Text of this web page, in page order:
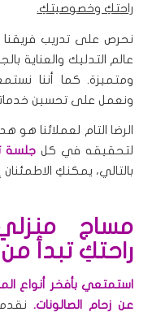
راحتكِ وخصوصيتكِ.
نحرص على تدريب فريقنا
عالم التدليك والعناية
ومتميزة. كما أننا
ونعمل على تحسين خدماتنا
الرضا التام لعملائنا
لتحقيقه في كل جلسة
بالتالي، يمكنكِ
مساج
راحتكِ تبدأ
استمتعي بأفخر أنواع
عن زحام الصالونات.